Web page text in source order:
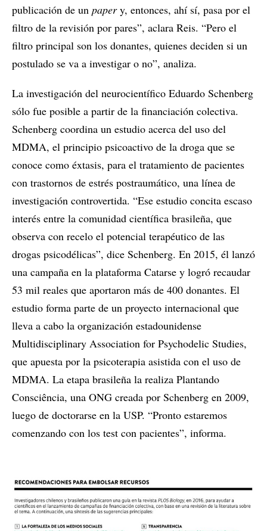
publicación de un papery, entonces, ahí sí, pasa por el
filtro de la revisión por pares”, aclara Reis. “Pero el
filtro principal son los donantes, quienes deciden si un
postulado se va a investigar o no”, analiza.
La investigación del neurocientífico Eduardo Schenberg
sólo fue posible a partir de la financiación colectiva.
Schenberg coordina un estudio acerca del uso del
MDMA, el principio psicoactivo de la droga que se
conoce como éxtasis, para el tratamiento de pacientes
con trastornos de estrés postraumático, una línea de
investigación controvertida. “Ese estudio concita escaso
interés entre la comunidad científica brasileña, que
observa con recelo el potencial terapéutico de las
drogas psicodélicas”, dice Schenberg. En 2015, él lanzó
una campaña en la plataforma Catarse y logró recaudar
53 mil reales que aportaron más de 400 donantes. El
estudio forma parte de un proyecto internacional que
lleva a cabo la organización estadounidense
Multidisciplinary Association for Psychodelic Studies,
que apuesta por la psicoterapia asistida con el uso de
MDMA. La etapa brasileña la realiza Plantando
Consciência, una ONG creada por Schenberg en 2009,
luego de doctorarse en la USP. “Pronto estaremos
comenzando con los test con pacientes”, informa.